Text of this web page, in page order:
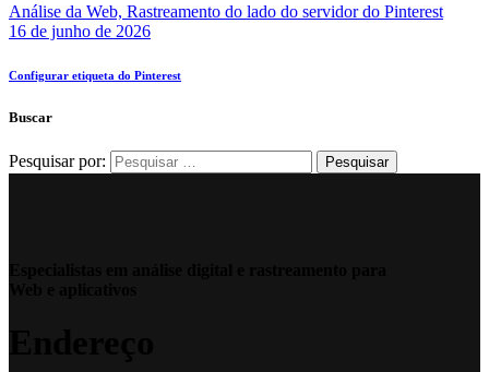
Análise da Web, Rastreamento do lado do servidor do Pinterest
16 de junho de 2026
Configurar etiqueta do Pinterest
Buscar
Pesquisar por: